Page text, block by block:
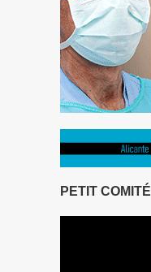
PETIT COMITÉ